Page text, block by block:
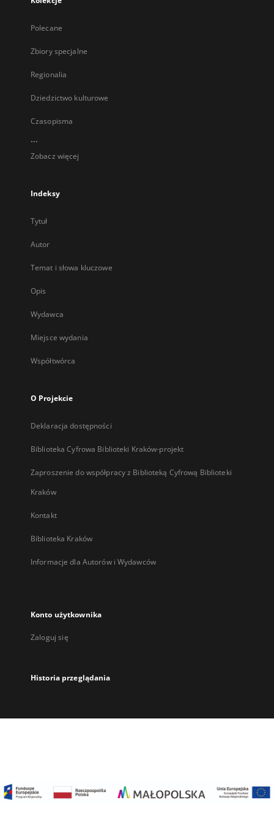
Polecane
Zbiory specjalne
Regionalia
Dziedzictwo kulturowe
Czasopisma
...
Zobacz więcej
Indeksy
Tytuł
Autor
Temat i słowa kluczowe
Opis
Wydawca
Miejsce wydania
Współtwórca
O Projekcie
Deklaracja dostępności
Biblioteka Cyfrowa Biblioteki Kraków-projekt
Zaproszenie do współpracy z Biblioteką Cyfrową Biblioteki
Kraków
Kontakt
Biblioteka Kraków
Informacje dla Autorów i Wydawców
Konto użytkownika
Zaloguj się
Historia przeglądania